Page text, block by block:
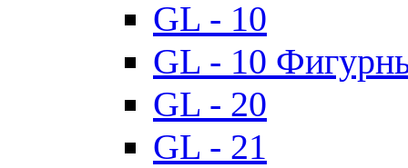
GL - 10
GL - 10
GL - 20
GL - 21